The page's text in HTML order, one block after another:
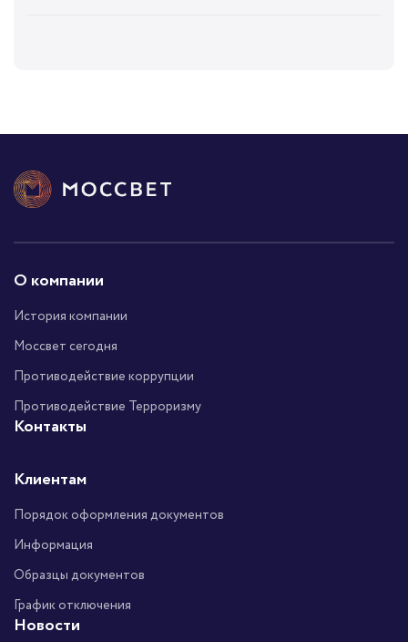
О компании
История компании
Моссвет сегодня
Противодействие коррупции
Противодействие Терроризму
Контакты
Клиентам
Порядок оформления документов
Информация
Образцы документов
График отключения
Новости